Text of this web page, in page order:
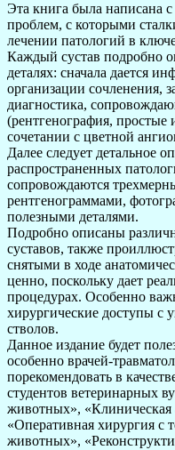
Эта книга была написана
проблем, с которыми
лечении патологий в
Каждый сустав подробно
деталях: сначала дается
организации сочленения,
диагностика,
(рентгенография,
сочетании с цветной
Далее следует детальное
распространенных
сопровождаются
рентгенограммами,
полезными деталями.
Подробно описаны
суставов, также
снятыми в ходе
ценно, поскольку дает
процедурах. Особенно
хирургические доступы с
стволов.
Данное издание будет
особенно врачей-
порекомендовать в
студентов ветеринарных
животных»,
«Оперативная хирургия с
животных»,